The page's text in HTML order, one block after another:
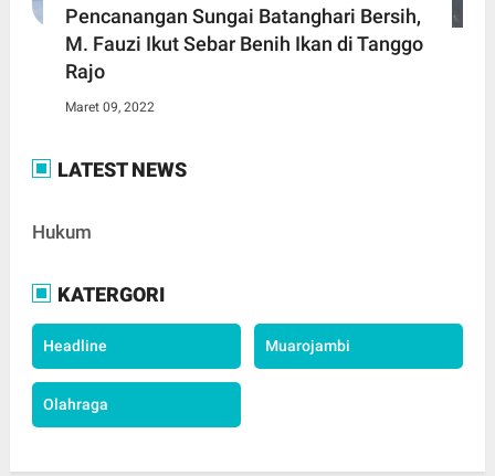
Pencanangan Sungai Batanghari Bersih,
M. Fauzi Ikut Sebar Benih Ikan di Tanggo
Rajo
Maret 09, 2022
LATEST NEWS
Hukum
KATERGORI
Headline Muarojambi
Olahraga